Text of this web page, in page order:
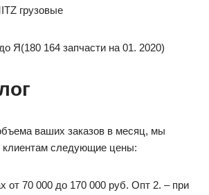
грузовые
Я(180 164 запчасти на 01. 2020)
ваших заказов в месяц, мы
клиентам следующие цены:
от 70 000 до 170 000 руб. Опт 2. – при